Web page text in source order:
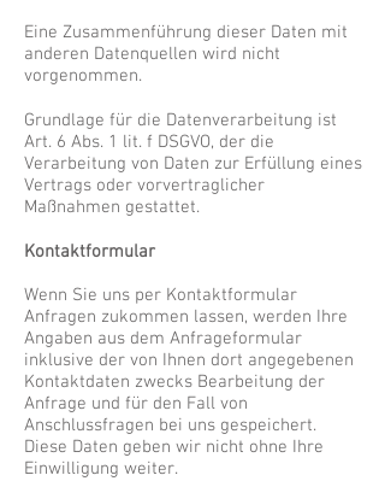
Eine Zusammenführung dieser Daten mit
anderen Datenquellen wird nicht
vorgenommen.
Grundlage für die Datenverarbeitung ist
Art. 6 Abs. 1 lit. f DSGVO, der die
Verarbeitung von Daten zur Erfüllung eines
Vertrags oder vorvertraglicher
Maßnahmen gestattet.
Kontaktformular
Wenn Sie uns per Kontaktformular
Anfragen zukommen lassen, werden Ihre
Angaben aus dem Anfrageformular
inklusive der von Ihnen dort angegebenen
Kontaktdaten zwecks Bearbeitung der
Anfrage und für den Fall von
Anschlussfragen bei uns gespeichert.
Diese Daten geben wir nicht ohne Ihre
Einwilligung weiter.